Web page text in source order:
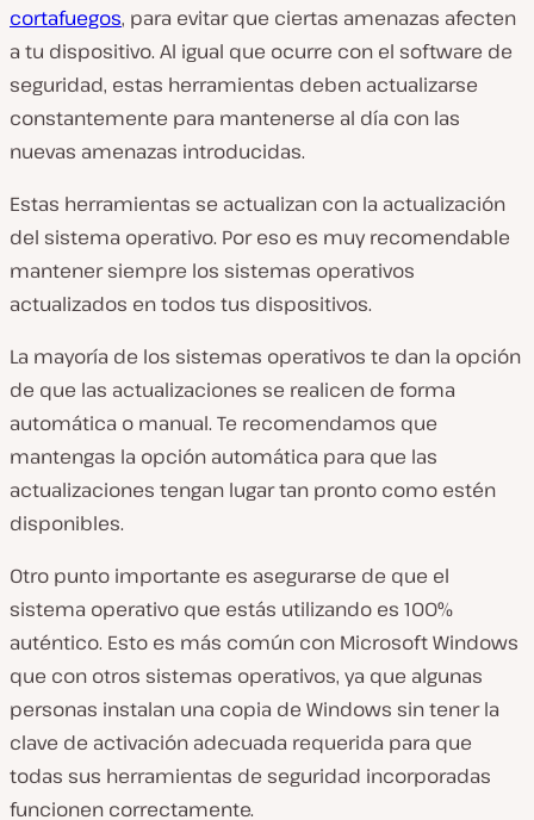
cortafuegos, para evitar que ciertas amenazas afecten
a tu dispositivo. Al igual que ocurre con el software de
seguridad, estas herramientas deben actualizarse
constantemente para mantenerse al día con las
nuevas amenazas introducidas.
Estas herramientas se actualizan con la actualización
del sistema operativo. Por eso es muy recomendable
mantener siempre los sistemas operativos
actualizados en todos tus dispositivos.
La mayoría de los sistemas operativos te dan la opción
de que las actualizaciones se realicen de forma
automática o manual. Te recomendamos que
mantengas la opción automática para que las
actualizaciones tengan lugar tan pronto como estén
disponibles.
Otro punto importante es asegurarse de que el
sistema operativo que estás utilizando es 100%
auténtico. Esto es más común con Microsoft Windows
que con otros sistemas operativos, ya que algunas
personas instalan una copia de Windows sin tener la
clave de activación adecuada requerida para que
todas sus herramientas de seguridad incorporadas
funcionen correctamente.